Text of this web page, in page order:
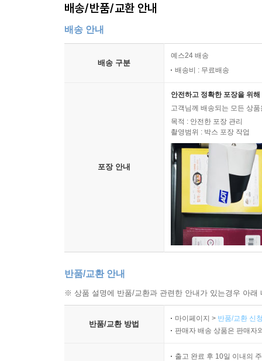
배송/반품/교환 안내
배송 안내
배송 구분
예스24 배송
배송비 : 무료배송
포장 안내
안전하고 정확한 포장을 위
고객님께 배송되는 모든 상
목적 : 안전한 포장 관리
촬영범위 : 박스 포장 작업
반품/교환 안내
※ 상품 설명에 반품/교환과 관련한 안내가 있는경우 아
반품/교환 방법
마이페이지 > 반품/교환 신
판매자 배송 상품은 판매자
출고 완료 후 10일 이내의